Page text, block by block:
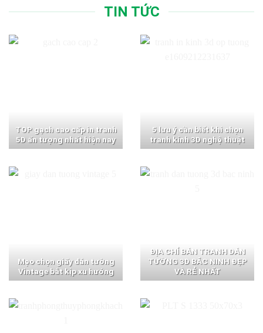
TIN TỨC
TOP gạch cao cấp in tranh
5D ấn tượng nhất hiện nay
5 lưu ý cần biết khi chọn
tranh kính 3D nghệ thuật
Mẹo chọn giấy dán tường
Vintage bắt kịp xu hướng
ĐỊA CHỈ BÁN TRANH DÁN
TƯỜNG 3D BẮC NINH ĐẸP
VÀ RẺ NHẤT